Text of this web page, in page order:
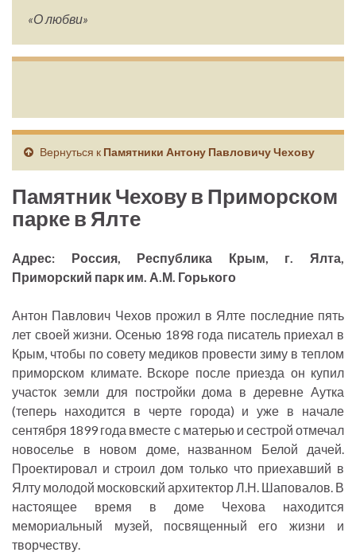
«О любви»
Вернуться к Памятники Антону Павловичу Чехову
Памятник Чехову в Приморском
парке в Ялте
Адрес: Россия, Республика Крым, г. Ялта,
Приморский парк им. А.М. Горького
Антон Павлович Чехов прожил в Ялте последние пять
лет своей жизни. Осенью 1898 года писатель приехал в
Крым, чтобы по совету медиков провести зиму в теплом
приморском климате. Вскоре после приезда он купил
участок земли для постройки дома в деревне Аутка
(теперь находится в черте города) и уже в начале
сентября 1899 года вместе с матерью и сестрой отмечал
новоселье в новом доме, названном Белой дачей.
Проектировал и строил дом только что приехавший в
Ялту молодой московский архитектор Л.Н. Шаповалов. В
настоящее время в доме Чехова находится
мемориальный музей, посвященный его жизни и
творчеству.